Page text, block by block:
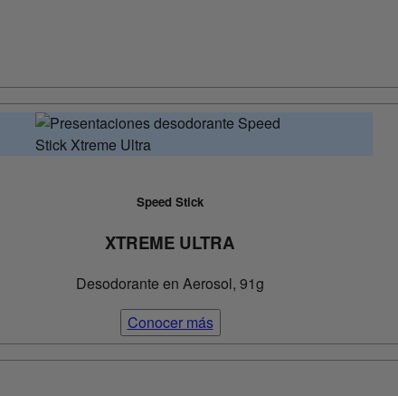
Speed Stick
XTREME ULTRA
Desodorante en Aerosol, 91g
Conocer más